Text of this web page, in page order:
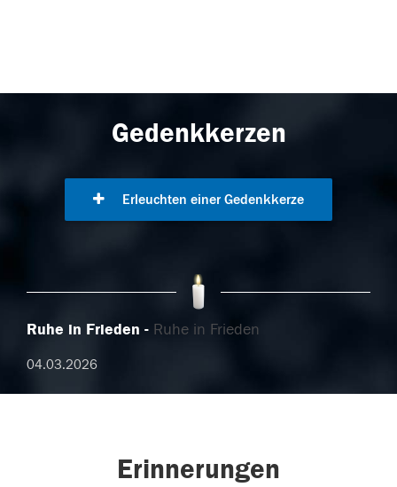
Gedenkkerzen
Erleuchten einer Gedenkkerze
Ruhe in Frieden Ruhe in Frieden
04.03.2026
Erinnerungen